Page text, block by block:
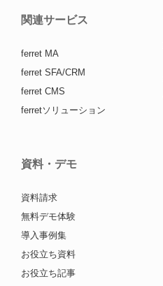
関連サービス
ferret MA
ferret SFA/CRM
ferret CMS
ferretソリューション
資料・デモ
資料請求
無料デモ体験
導入事例集
お役立ち資料
お役立ち記事